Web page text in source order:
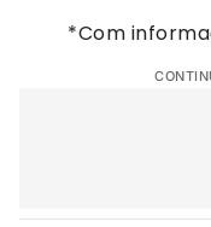
*Com